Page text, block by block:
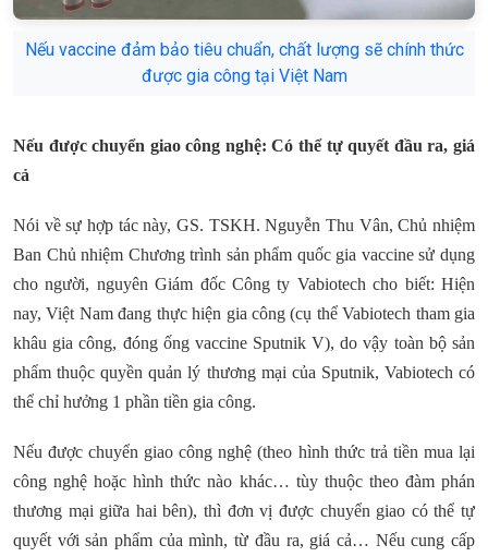
Nếu vaccine đảm bảo tiêu chuẩn, chất lượng sẽ chính thức
được gia công tại Việt Nam
Nếu được chuyển giao công nghệ: Có thể tự quyết đầu ra, giá
cả
Nói về sự hợp tác này, GS. TSKH. Nguyễn Thu Vân, Chủ nhiệm
Ban Chủ nhiệm Chương trình sản phẩm quốc gia vaccine sử dụng
cho người, nguyên Giám đốc Công ty Vabiotech cho biết: Hiện
nay, Việt Nam đang thực hiện gia công (cụ thể Vabiotech tham gia
khâu gia công, đóng ống vaccine Sputnik V), do vậy toàn bộ sản
phẩm thuộc quyền quản lý thương mại của Sputnik, Vabiotech có
thể chỉ hưởng 1 phần tiền gia công.
Nếu được chuyển giao công nghệ (theo hình thức trả tiền mua lại
công nghệ hoặc hình thức nào khác… tùy thuộc theo đàm phán
thương mại giữa hai bên), thì đơn vị được chuyển giao có thể tự
quyết với sản phẩm của mình, từ đầu ra, giá cả… Nếu cung cấp